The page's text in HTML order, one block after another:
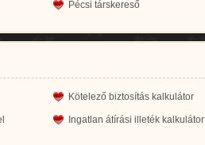
Pécsi társkereső
Kötelező biztosítás kalkulátor
Ingatlan átírási illeték kalkulátor